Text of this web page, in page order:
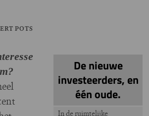
POTS
De nieuwe
investeerders, en
één oude.
In de ruimtelijke